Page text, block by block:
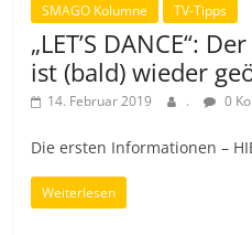
SMAGO Kolumne TV-Tipps
„LET’S DANCE“:
ist (bald) wieder
14. Februar 2019 . 0
Die ersten Informationen –
Weiterlesen